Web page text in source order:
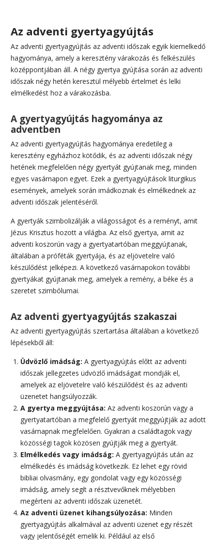
Az adventi gyertyagyújtás
Az adventi gyertyagyújtás az adventi időszak egyik kiemelkedő
hagyománya, amely a keresztény várakozás és felkészülés
középpontjában áll. A négy gyertya gyújtása során az adventi
időszak négy hetén keresztül mélyebb értelmet és lelki
elmélkedést hoz a várakozásba.
A gyertyagyújtás hagyománya az
adventben
Az adventi gyertyagyújtás hagyománya eredetileg a
keresztény egyházhoz kötődik, és az adventi időszak négy
hetének megfelelően négy gyertyát gyújtanak meg, minden
egyes vasárnapon egyet. Ezek a gyertyagyújtások liturgikus
események, amelyek során imádkoznak és elmélkednek az
adventi időszak jelentéséről.
A gyertyák szimbolizálják a világosságot és a reményt, amit
Jézus Krisztus hozott a világba. Az első gyertya, amit az
adventi koszorún vagy a gyertyatartóban meggyújtanak,
általában a próféták gyertyája, és az eljövetelre való
készülődést jelképezi. A következő vasárnapokon további
gyertyákat gyújtanak meg, amelyek a remény, a béke és a
szeretet szimbólumai.
Az adventi gyertyagyújtás szakaszai
Az adventi gyertyagyújtás szertartása általában a következő
lépésekből áll:
Üdvözlő imádság: A gyertyagyújtás előtt az adventi
időszak jellegzetes üdvözlő imádságait mondják el,
amelyek az eljövetelre való készülődést és az adventi
üzenetet hangsúlyozzák.
A gyertya meggyújtása: Az adventi koszorún vagy a
gyertyatartóban a megfelelő gyertyát meggyújtják az adott
vasárnapnak megfelelően. Gyakran a családtagok vagy
közösségi tagok közösen gyújtják meg a gyertyát.
Elmélkedés vagy imádság: A gyertyagyújtás után az
elmélkedés és imádság következik. Ez lehet egy rövid
bibliai olvasmány, egy gondolat vagy egy közösségi
imádság, amely segít a résztvevőknek mélyebben
megérteni az adventi időszak üzenetét.
Az adventi üzenet kihangsúlyozása: Minden
gyertyagyújtás alkalmával az adventi üzenet egy részét
vagy jelentőségét emelik ki. Például az első